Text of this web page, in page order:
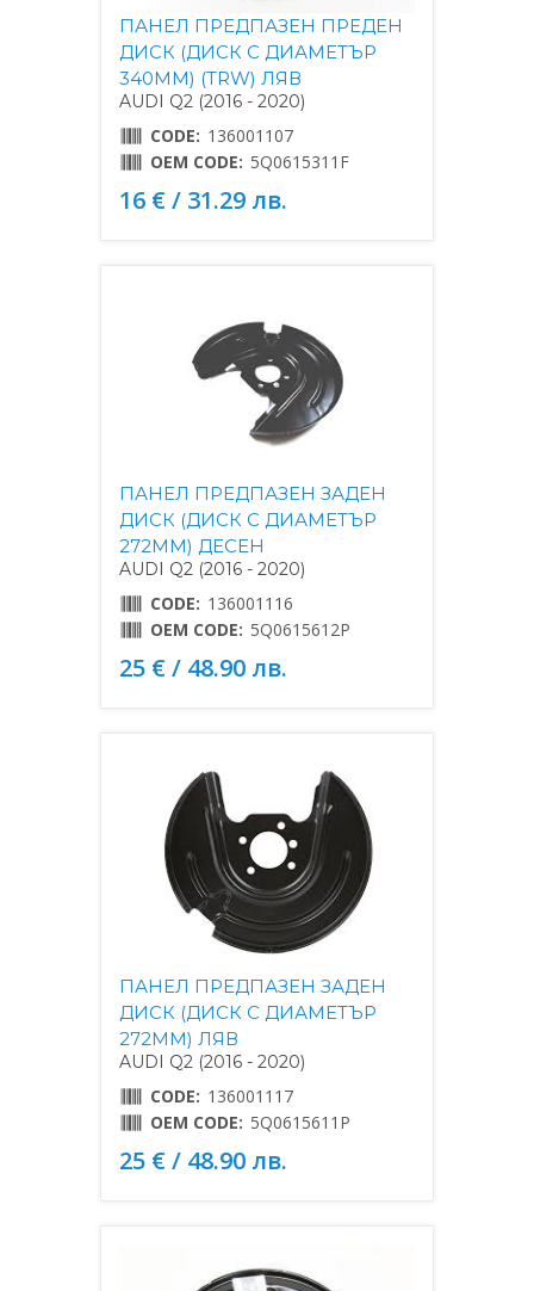
ПАНЕЛ ПРЕДПАЗЕН ПРЕДЕН
ДИСК (ДИСК С ДИАМЕТЪР
340MM) (TRW) ЛЯВ
AUDI Q2 (2016 - 2020)
CODE: 136001107
OEM CODE: 5Q0615311F
16 € / 31.29 лв.
ПАНЕЛ ПРЕДПАЗЕН ЗАДЕН
ДИСК (ДИСК С ДИАМЕТЪР
272MM) ДЕСЕН
AUDI Q2 (2016 - 2020)
CODE: 136001116
OEM CODE: 5Q0615612P
25 € / 48.90 лв.
ПАНЕЛ ПРЕДПАЗЕН ЗАДЕН
ДИСК (ДИСК С ДИАМЕТЪР
272MM) ЛЯВ
AUDI Q2 (2016 - 2020)
CODE: 136001117
OEM CODE: 5Q0615611P
25 € / 48.90 лв.